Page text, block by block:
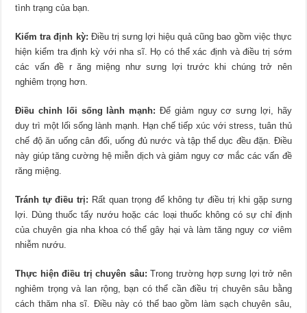
tình trạng của bạn.
Kiểm tra định kỳ: Điều trị sưng lợi hiệu quả cũng bao gồm việc thực
hiện kiểm tra định kỳ với nha sĩ. Họ có thể xác định và điều trị sớm
các vấn đề r ăng miệng như sưng lợi trước khi chúng trở nên
nghiêm trọng hơn.
Điều chỉnh lối sống lành mạnh: Để giảm nguy cơ sưng lợi, hãy
duy trì một lối sống lành mạnh. Hạn chế tiếp xúc với stress, tuân thủ
chế độ ăn uống cân đối, uống đủ nước và tập thể dục đều đặn. Điều
này giúp tăng cường hệ miễn dịch và giảm nguy cơ mắc các vấn đề
răng miệng.
Tránh tự điều trị: Rất quan trọng để không tự điều trị khi gặp sưng
lợi. Dùng thuốc tẩy nướu hoặc các loại thuốc không có sự chỉ định
của chuyên gia nha khoa có thể gây hại và làm tăng nguy cơ viêm
nhiễm nướu.
Thực hiện điều trị chuyên sâu: Trong trường hợp sưng lợi trở nên
nghiêm trọng và lan rộng, bạn có thể cần điều trị chuyên sâu bằng
cách thăm nha sĩ. Điều này có thể bao gồm làm sạch chuyên sâu,